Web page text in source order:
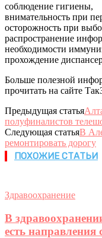
соблюдение гигиены,
внимательность при
осторожность при
распространение
необходимости
прохождение
Больше полезной
прочитать на сайте
Предыдущая статья
полуфиналистов
Следующая статьяВ
ремонтировать дорогу
ПОХОЖИЕ СТАТЬИ
Здравоохранение
В
есть